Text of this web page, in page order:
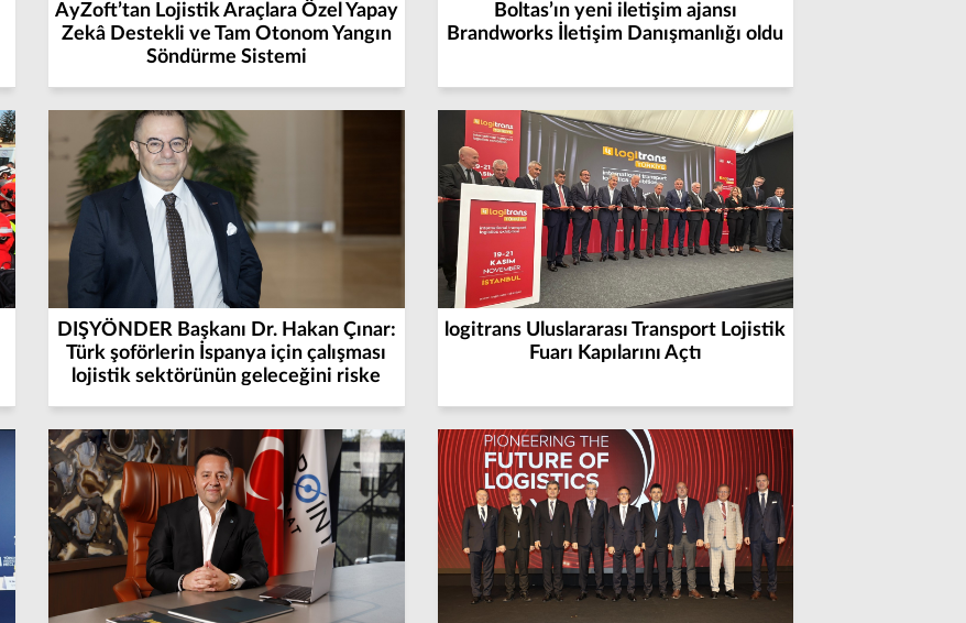
AyZoft’tan Lojistik Araçlara Özel Yapay
Zekâ Destekli ve Tam Otonom Yangın
Söndürme Sistemi
Boltas’ın yeni iletişim ajansı
Brandworks İletişim Danışmanlığı oldu
DIŞYÖNDER Başkanı Dr. Hakan Çınar:
Türk şoförlerin İspanya için çalışması
lojistik sektörünün geleceğini riske
logitrans Uluslararası Transport Lojistik
Fuarı Kapılarını Açtı